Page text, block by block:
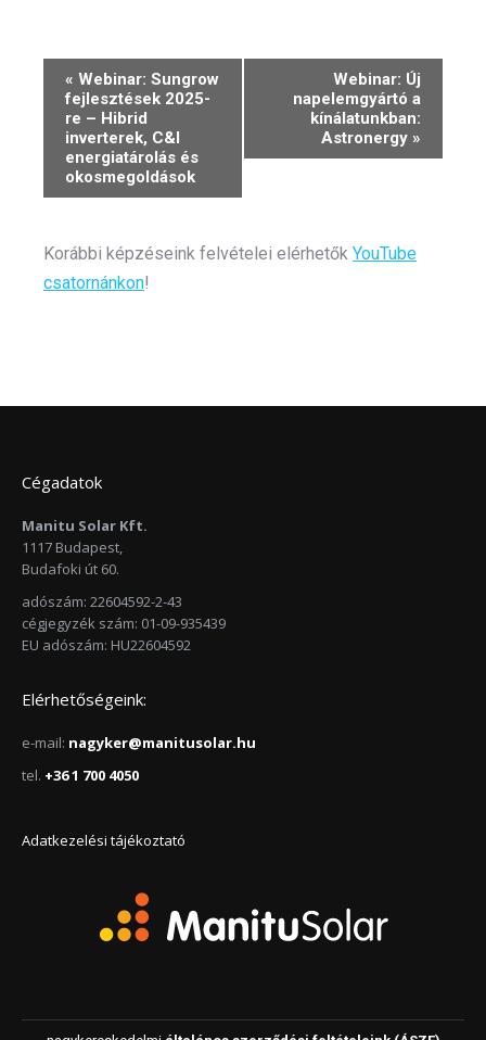
Event
Navigation
« Webinar: Sungrow
fejlesztések 2025-
re – Hibrid
inverterek, C&I
energiatárolás és
okosmegoldások
Webinar: Új
napelemgyártó a
kínálatunkban:
Astronergy »
Korábbi képzéseink felvételei elérhetők YouTube
csatornánkon!
Cégadatok
Manitu Solar Kft.
1117 Budapest,
Budafoki út 60.
adószám: 22604592-2-43
cégjegyzék szám: 01-09-935439
EU adószám: HU22604592
Elérhetőségeink:
e-mail: nagyker@manitusolar.hu
tel. +36 1 700 4050
Adatkezelési tájékoztató